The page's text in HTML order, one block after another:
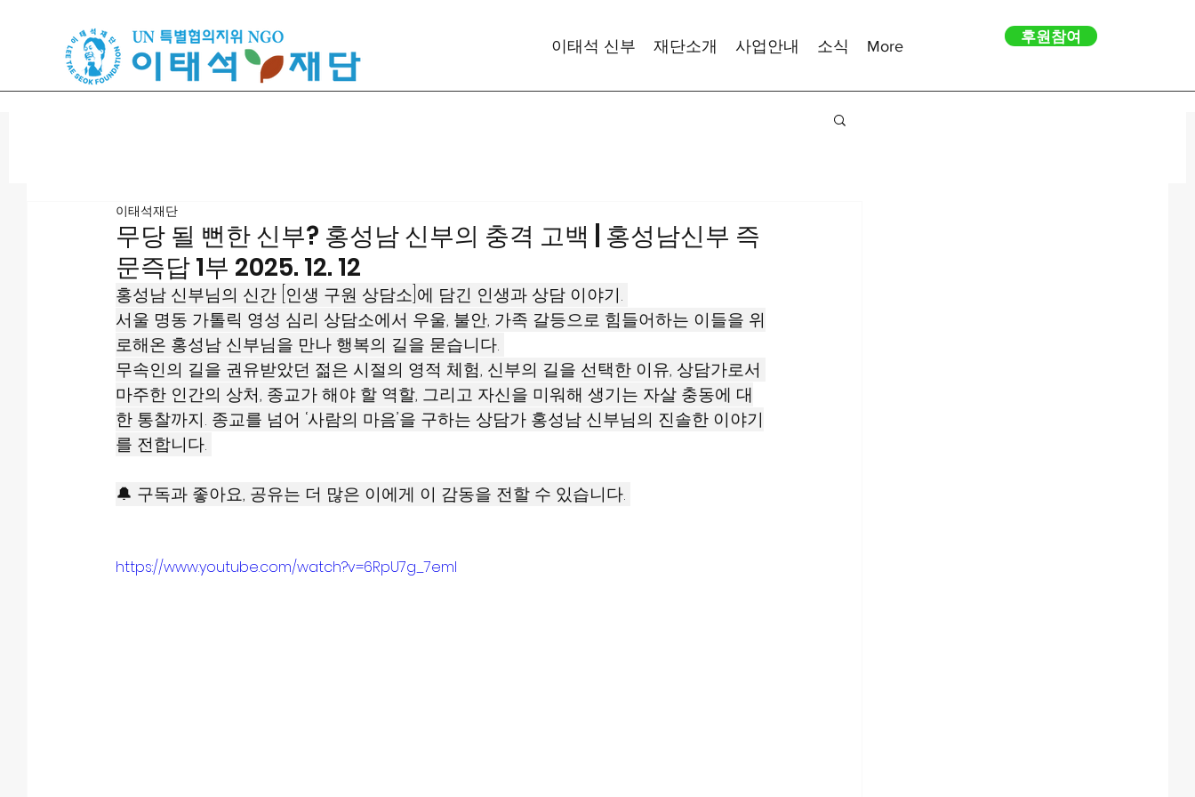
이태석 신부 재단소개 사업안내 소식 More
후원참여
무당 될 뻔한 신부? 홍성남 신부의 충격 고백 | 홍성남신부 즉
문즉답 1부 2025. 12. 12
이태석재단
홍성남 신부님의 신간 [인생 구원 상담소]에 담긴 인생과 상담 이야기.
서울 명동 가톨릭 영성 심리 상담소에서 우울, 불안, 가족 갈등으로 힘들어하는 이들을 위
로해온 홍성남 신부님을 만나 행복의 길을 묻습니다.
무속인의 길을 권유받았던 젊은 시절의 영적 체험, 신부의 길을 선택한 이유, 상담가로서
마주한 인간의 상처, 종교가 해야 할 역할, 그리고 자신을 미워해 생기는 자살 충동에 대
한 통찰까지. 종교를 넘어 ‘사람의 마음’을 구하는 상담가 홍성남 신부님의 진솔한 이야기
를 전합니다.
🔔 구독과 좋아요, 공유는 더 많은 이에게 이 감동을 전할 수 있습니다.
https://www.youtube.com/watch?v=6RpU7g_7emI